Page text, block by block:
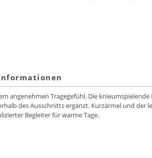
angenehmen Tragegefühl. Die
des Ausschnitts ergänzt. Kurzärmel und der
Begleiter für warme Tage.